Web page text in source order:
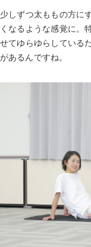
少しずつ太ももの方に
くなるような感覚に。
せてゆらゆらしている
があるんですね。